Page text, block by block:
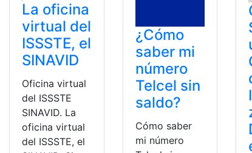
La oficina
virtual del
ISSSTE, el
SINAVID
Oficina virtual
del ISSSTE
SINAVID. La
oficina virtual
del ISSSTE, el
¿Cómo
saber mi
número
Telcel sin
saldo?
Cómo saber
mi número